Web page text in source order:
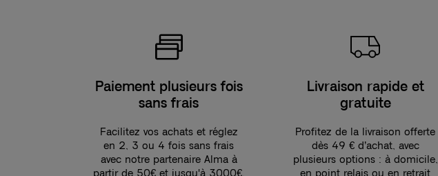
Paiement plusieurs fois
sans frais
Facilitez vos achats et réglez
en 2, 3 ou 4 fois sans frais
avec notre partenaire Alma à
partir de 50€ et jusqu'à 3000€.
Livraison rapide et
gratuite
Profitez de la livraison offerte
dès 49 € d’achat, avec
plusieurs options : à domicile,
en point relais ou en retrait